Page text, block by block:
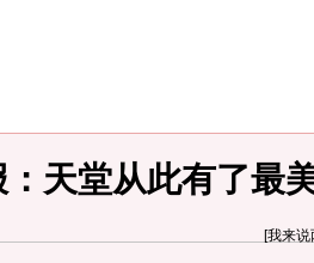
天堂从此有了最
[我来说